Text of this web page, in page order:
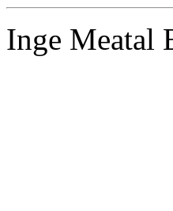
Inge Meatal